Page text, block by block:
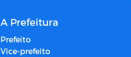
A Prefeitura
Prefeito
Vice-prefeito